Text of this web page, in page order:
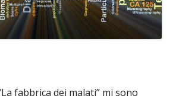
fabbrica dei malati” mi sono